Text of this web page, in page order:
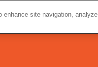
enhance site navigation, analyze